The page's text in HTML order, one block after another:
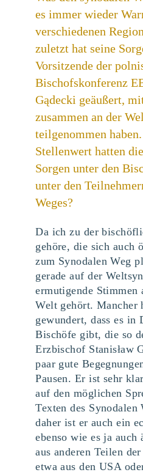
es immer wieder
verschiedenen
zuletzt hat seine
Vorsitzende der
Bischofskonferenz
Gądecki geäußert,
zusammen an der
teilgenommen
Stellenwert hatten
Sorgen unter den
unter den
Weges?
Da ich zu der
gehöre, die sich auch
zum Synodalen Weg
gerade auf der
ermutigende Stimmen
Welt gehört. Mancher
gewundert, dass es in
Bischöfe gibt, die so
Erzbischof Stanisław
paar gute
Pausen. Er ist sehr
auf den möglichen
Texten des Synodalen
daher ist er auch ein
ebenso wie es ja auch
aus anderen Teilen
etwa aus den USA